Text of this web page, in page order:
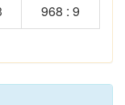
968 : 9